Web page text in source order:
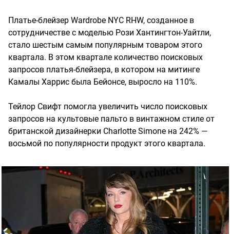
Платье-блейзер Wardrobe NYC RHW, созданное в
сотрудничестве с моделью Рози Хантингтон-Уайтли,
стало шестым самым популярным товаром этого
квартала. В этом квартале количество поисковых
запросов платья-блейзера, в котором на митинге
Камалы Харрис была Бейонсе, выросло на 110%.
Тейлор Свифт помогла увеличить число поисковых
запросов на культовые пальто в винтажном стиле от
британской дизайнерки Charlotte Simone на 242% —
восьмой по популярности продукт этого квартала.